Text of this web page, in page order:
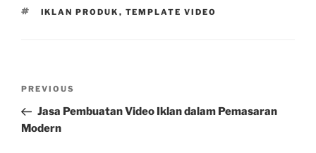
TAGS
IKLAN PRODUK , TEMPLATE VIDEO
Previous
Post
PREVIOUS
Jasa Pembuatan Video Iklan dalam Pemasaran
Modern